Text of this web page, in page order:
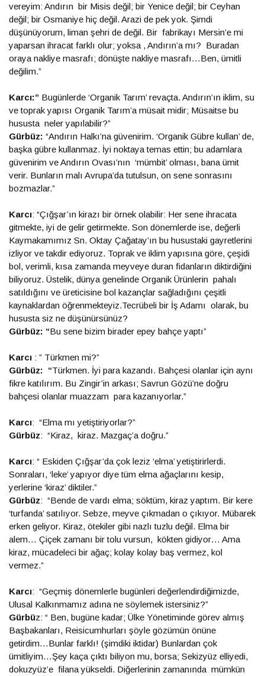
vereyim: Andırın bir Misis değil; bir Yenice değil; bir Ceyhan
değil; bir Osmaniye hiç değil. Arazi de pek yok. Şimdi
düşünüyorum, liman şehri de değil. Bir fabrikayı Mersin’e mi
yaparsan ihracat farklı olur; yoksa , Andırın’a mı? Buradan
oraya nakliye masrafı; dönüşte nakliye masrafı…Ben, ümitli
değilim.”
Karcı:” Bugünlerde ‘Organik Tarım’ revaçta. Andırın’ın iklim, su
ve toprak yapısı Organik Tarım’a müsait midir; Müsaitse bu
hususta neler yapılabilir?”
Gürbüz: “Andırın Halkı’na güvenirim. ‘Organik Gübre kullan’ de,
başka gübre kullanmaz. İyi noktaya temas ettin; bu adamlara
güvenirim ve Andırın Ovası’nın ‘mümbit’ olması, bana ümit
verir. Bunların malı Avrupa’da tutulsun, on sene sonrasını
bozmazlar.”
Karcı: “Çığşar’ın kirazı bir örnek olabilir: Her sene ihracata
gitmekte, iyi de gelir getirmekte. Son dönemlerde ise, değerli
Kaymakamımız Sn. Oktay Çağatay’ın bu husustaki gayretlerini
izliyor ve takdir ediyoruz. Toprak ve iklim yapısına göre, çeşidi
bol, verimli, kısa zamanda meyveye duran fidanların diktirdiğini
biliyoruz. Üstelik, dünya genelinde Organik Ürünlerin pahalı
satıldığını ve üreticisine bol kazançlar sağladığını çeşitli
kaynaklardan öğrenmekteyiz.Tecrübeli bir İş Adamı olarak, bu
hususta siz ne düşünürsünüz?
Gürbüz: “Bu sene bizim birader epey bahçe yaptı”
Karcı : ” Türkmen mi?”
Gürbüz: “Türkmen. İyi para kazandı. Bahçesi olanlar için aynı
fikre katılırım. Bu Zingir’in arkası; Savrun Gözü’ne doğru
bahçesi olanlar muazzam para kazanıyorlar.”
Karcı: “Elma mı yetiştiriyorlar?”
Gürbüz: “Kiraz, kiraz. Mazgaç’a doğru.”
Karcı: “ Eskiden Çığşar’da çok leziz ‘elma’ yetiştirirlerdi.
Sonraları, ‘leke’ yapıyor diye tüm elma ağaçlarını kesip,
yerlerine ‘kiraz’ diktiler.”
Gürbüz: “Bende de vardı elma; söktüm, kiraz yaptım. Bir kere
‘turfanda’ satılıyor. Sebze, meyve çıkmadan o çıkıyor. Mübarek
erken geliyor. Kiraz, ötekiler gibi nazlı tuzlu değil. Elma bir
alem… Çiçek zamanı bir tolu vursun, kökten gidiyor… Ama
kiraz, mücadeleci bir ağaç; kolay kolay baş vermez, kol
vermez.”
Karcı: “Geçmiş dönemlerle bugünleri değerlendirdiğimizde,
Ulusal Kalkınmamız adına ne söylemek istersiniz?”
Gürbüz: “ Ben, bugüne kadar; Ülke Yönetiminde görev almış
Başbakanları, Reisicumhurları şöyle gözümün önüne
getirdim…Bunlar farklı! (şimdiki iktidar) Bunlardan çok
ümitliyim…Şey kaça çıktı biliyon mu, borsa; Sekizyüz elliyedi,
dokuzyüz’e filana yükseldi. Diğerlerinin zamanında mümkün